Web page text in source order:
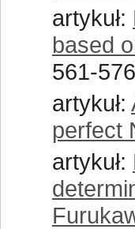
artykuł:
based
561-576
artykuł:
perfect
artykuł: